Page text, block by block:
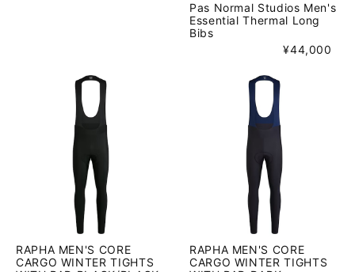
Pas Normal Studios Men's
Essential Thermal Long
Bibs
¥44,000
RAPHA MEN'S CORE
CARGO WINTER TIGHTS
RAPHA MEN'S CORE
CARGO WINTER TIGHTS